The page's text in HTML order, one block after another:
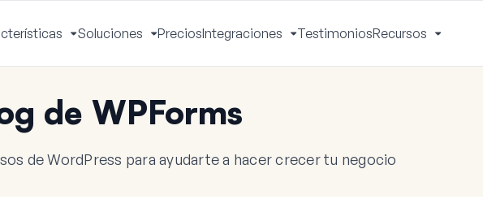
Activar
menú
Soluciones
Activar
menú
PreciosIntegraciones
Activar
menú
TestimoniosRecursos
menú
de WPForms
de WordPress para ayudarte a hacer crecer tu negocio